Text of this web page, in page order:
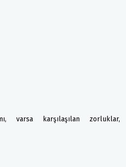
varsa karşılaşılan zorluklar,